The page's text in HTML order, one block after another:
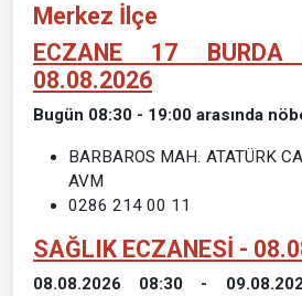
Merkez İlçe
ECZANE 17
08.08.2026
Bugün 08:30 - 19:00 arasında
BARBAROS MAH. ATATÜRK
AVM
0286 214 00 11
SAĞLIK ECZANESİ -
08.08.2026 08:30 -